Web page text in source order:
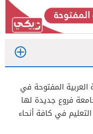
العربية المفتوحة في
فروع جديدة لها
في كافة أنحاء